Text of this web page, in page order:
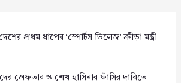
প্রথম ধাপের ‘স্পোর্টস ভিলেজ’ ক্রীড়া মন্ত্রী
গ্রেফতার ও শেখ হাসিনার ফাঁসির দাবিতে